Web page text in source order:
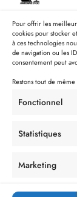
Pour offrir les
cookies pour stocker
à ces technologies
de navigation ou les
consentement peut
Restons tout de
Fonctionnel
Statistiques
Marketing